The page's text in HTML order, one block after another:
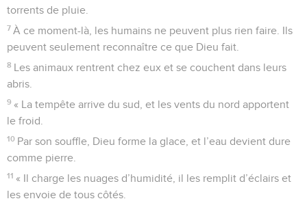
torrents de pluie.
7 À ce moment-là, les humains ne peuvent plus rien faire. Ils
peuvent seulement reconnaître ce que Dieu fait.
8 Les animaux rentrent chez eux et se couchent dans leurs
abris.
9 « La tempête arrive du sud, et les vents du nord apportent
le froid.
10 Par son souffle, Dieu forme la glace, et l’eau devient dure
comme pierre.
11 « Il charge les nuages d’humidité, il les remplit d’éclairs et
les envoie de tous côtés.